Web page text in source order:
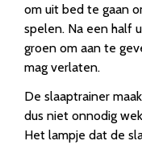
om uit bed te gaan
spelen. Na een half
groen om aan te
mag verlaten.
De slaaptrainer
dus niet onnodig
Het lampje dat de